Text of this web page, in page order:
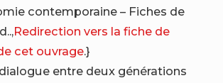
contemporaine – Fiches de
Redirection vers la fiche de
cet ouvrage.}
entre deux générations